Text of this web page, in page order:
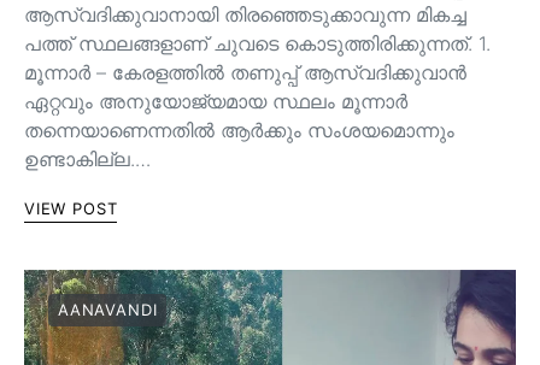
ആസ്വദിക്കുവാനായി തിരഞ്ഞെടുക്കാവുന്ന മികച്ച
പത്ത് സ്ഥലങ്ങളാണ് ചുവടെ കൊടുത്തിരിക്കുന്നത്. 1.
മൂന്നാർ – കേരളത്തിൽ തണുപ്പ് ആസ്വദിക്കുവാൻ
ഏറ്റവും അനുയോജ്യമായ സ്ഥലം മൂന്നാർ
തന്നെയാണെന്നതിൽ ആർക്കും സംശയമൊന്നും
ഉണ്ടാകില്ല.…
VIEW POST
AANAVANDI